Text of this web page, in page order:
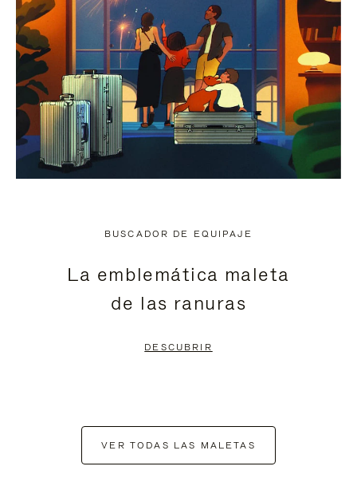
BUSCADOR DE EQUIPAJE
La emblemática maleta
de las ranuras
DESCUBRIR
VER TODAS LAS MALETAS